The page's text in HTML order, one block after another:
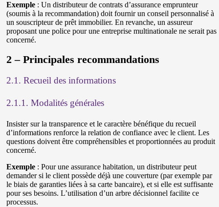
Exemple : Un distributeur de contrats d’assurance emprunteur
(soumis à la recommandation) doit fournir un conseil personnalisé à
un souscripteur de prêt immobilier. En revanche, un assureur
proposant une police pour une entreprise multinationale ne serait pas
concerné.
2 – Principales recommandations
2.1. Recueil des informations
2.1.1. Modalités générales
Insister sur la transparence et le caractère bénéfique du recueil
d’informations renforce la relation de confiance avec le client. Les
questions doivent être compréhensibles et proportionnées au produit
concerné.
Exemple : Pour une assurance habitation, un distributeur peut
demander si le client possède déjà une couverture (par exemple par
le biais de garanties liées à sa carte bancaire), et si elle est suffisante
pour ses besoins. L’utilisation d’un arbre décisionnel facilite ce
processus.